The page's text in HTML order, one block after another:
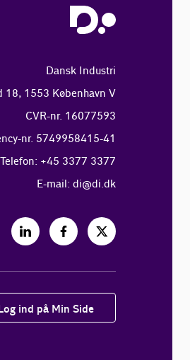
Dansk Industri
18, 1553 København V
CVR-nr. 16077593
nr. 5749958415-41
Telefon: +45 3377 3377
E-mail: di@di.dk
ind på Min Side